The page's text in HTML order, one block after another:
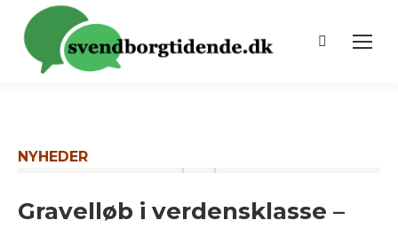
Search:
NYHEDER
Gravelløb i verdensklasse –